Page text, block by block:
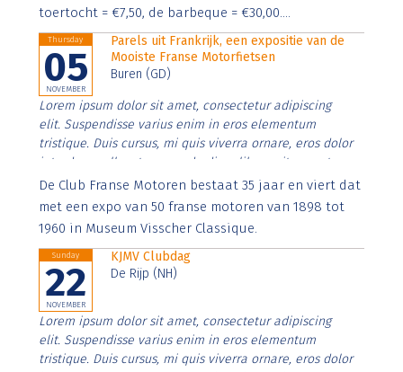
toertocht = €7,50, de barbeque = €30,00....
Thursday
05
NOVEMBER
Parels uit Frankrijk, een expositie van de
Mooiste Franse Motorfietsen
Buren (GD)
Lorem ipsum dolor sit amet, consectetur adipiscing
elit. Suspendisse varius enim in eros elementum
tristique. Duis cursus, mi quis viverra ornare, eros dolor
interdum nulla, ut commodo diam libero vitae erat.
Aenean faucibus nibh et justo cursus id rutrum lorem
imperdiet. Nunc ut sem vitae risus tristique posuere.
De Club Franse Motoren bestaat 35 jaar en viert dat
met een expo van 50 franse motoren van 1898 tot
1960 in Museum Visscher Classique.
Sunday
22
NOVEMBER
KJMV Clubdag
De Rijp (NH)
Lorem ipsum dolor sit amet, consectetur adipiscing
elit. Suspendisse varius enim in eros elementum
tristique. Duis cursus, mi quis viverra ornare, eros dolor